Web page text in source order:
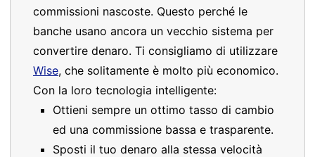
commissioni nascoste. Questo perché le
banche usano ancora un vecchio sistema per
convertire denaro. Ti consigliamo di utilizzare
Wise, che solitamente è molto più economico.
Con la loro tecnologia intelligente:
Ottieni sempre un ottimo tasso di cambio
ed una commissione bassa e trasparente.
Sposti il tuo denaro alla stessa velocità